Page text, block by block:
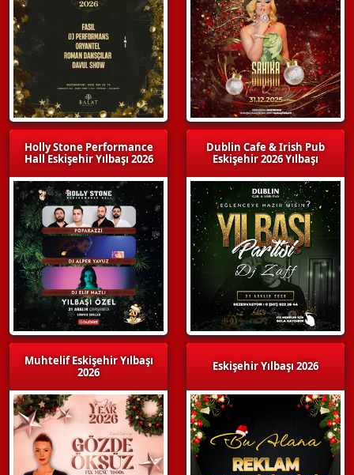
Holly Stone Performance
Hall Eskişehir Yılbaşı 2026
Muhtelif Eskişehir Yılbaşı
2026
Dublin Cafe & Irish Pub
Eskişehir 2026 Yılbaşı
Eskişehir Yılbaşı 2026